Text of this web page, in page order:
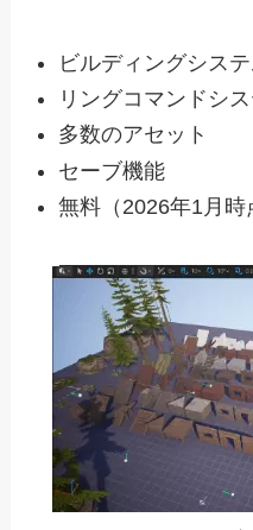
ビルディングシステ
リングコマンドシ
多数のアセット
セーブ機能
無料（2026年1月時